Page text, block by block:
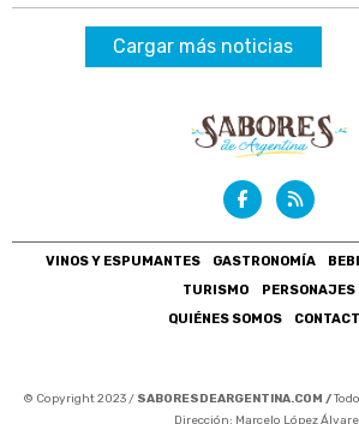
Cargar más noticias
VINOS Y ESPUMANTES GASTRONOMÍA
TURISMO
PERSONAJES
QUIÉNES SOMOS
© Copyright 2023 / SABORESDEARGENTINA.COM /
Dirección: Marcelo López